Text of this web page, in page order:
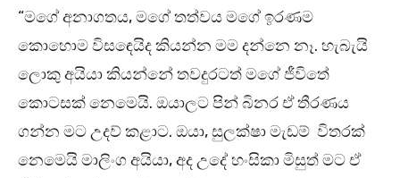
“මගේ අනාගතය, මගේ තත්වය මගේ ඉරණම
කොහොම විසඳෙයිද කියන්න මම දන්නෙ නෑ. හැබැයි
ලොකු අයියා කියන්නේ තවදුරටත් මගේ ජීවිතේ
කොටසක් නෙමෙයි. ඔයාලට පින් බිනර ඒ තීරණය
ගන්න මට උදව් කළාට. ඔයා, සුලක්ෂා මැඩම් විතරක්
නෙමෙයි මාලිංග අයියා, අද උදේ හංසිකා මිසුත් මට ඒ